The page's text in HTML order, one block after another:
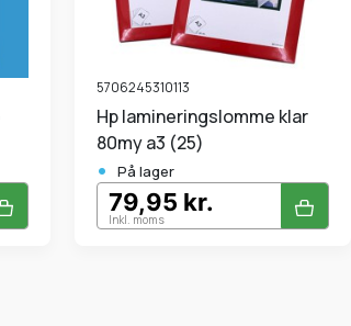
5706245310113
Hp lamineringslomme klar
80my a3 (25)
• På lager
79,95 kr.
Inkl. moms